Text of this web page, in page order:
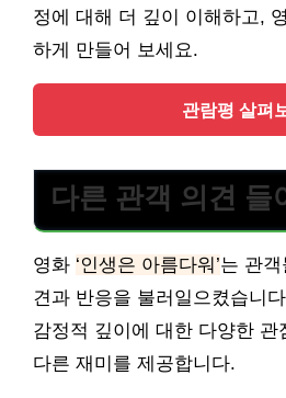
정에 대해 더 깊이 이해하고,
하게 만들어 보세요.
관람평 살펴
다른 관객 의견 들
영화 ‘인생은 아름다워’는 관
견과 반응을 불러일으켰습니
감정적 깊이에 대한 다양한 관
다른 재미를 제공합니다.